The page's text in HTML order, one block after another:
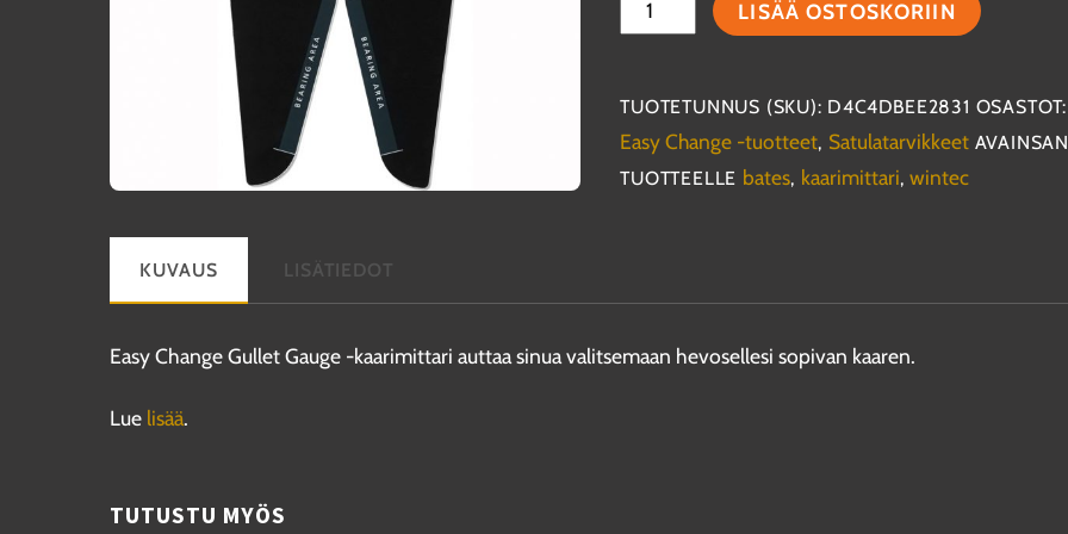
Change
Gauge
-
kaarimittari
LISÄÄ OSTOSKORIIN
TUOTETUNNUS (SKU): D4C4DBEE2831 OSASTOT:
Easy Change -tuotteet, Satulatarvikkeet
TUOTTEELLE bates, kaarimittari,wintec
KUVAUS LISÄTIEDOT
Easy Change Gullet Gauge -kaarimittari auttaa sinua valitsemaan hevosellesi sopivan kaaren.
Lue lisää.
TUTUSTU MYÖS